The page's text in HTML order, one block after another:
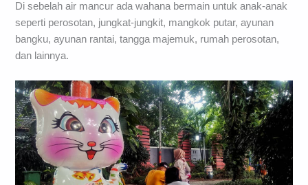
Di sebelah air mancur ada wahana bermain untuk anak-anak
seperti perosotan, jungkat-jungkit, mangkok putar, ayunan
bangku, ayunan rantai, tangga majemuk, rumah perosotan,
dan lainnya.